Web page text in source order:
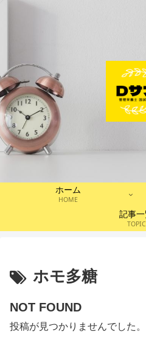
ホーム
HOME
記事
TOPIC
ホモ多糖
NOT FOUND
投稿が見つかりませんでした。